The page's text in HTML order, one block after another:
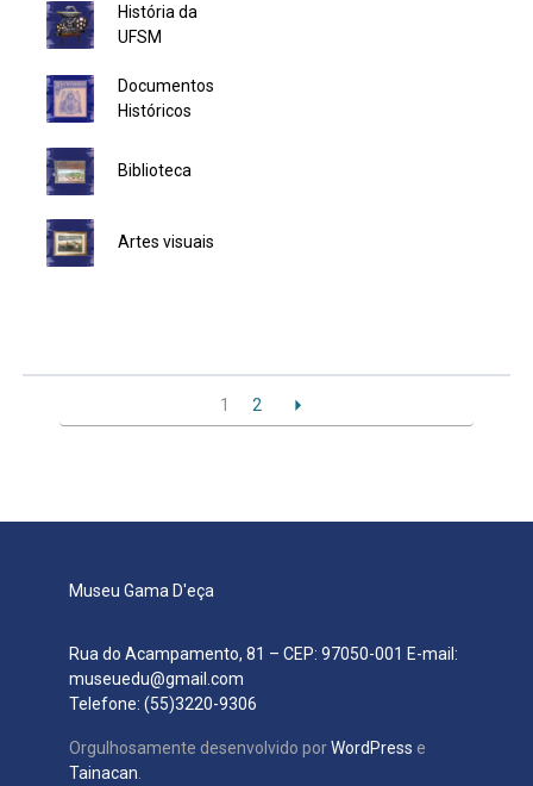
História da
UFSM
Documentos
Históricos
Biblioteca
Artes visuais
1 2
Museu Gama D'eça
Rua do Acampamento, 81 – CEP: 97050-001 E-mail:
museuedu@gmail.com
Telefone: (55)3220-9306
Orgulhosamente desenvolvido porWordPress e
Tainacan